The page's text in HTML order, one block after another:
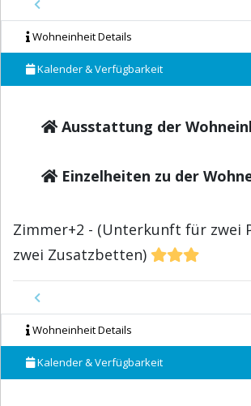
Previous
Wohneinheit Details
Kalender & Verfügbarkeit
Ausstattung der
Einzelheiten zu der
Zimmer+2 - (Unterkunft für zwei
zwei Zusatzbetten)
Previous
Wohneinheit Details
Kalender & Verfügbarkeit